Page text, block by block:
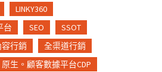
LINKY360
台
SEO
SSOT
容行銷
全渠道行銷
原生。顧客數據平台CDP